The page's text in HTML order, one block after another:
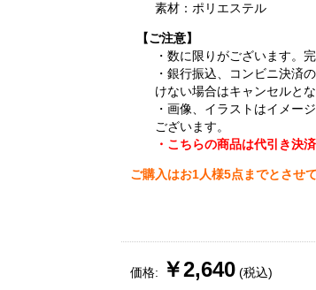
素材：ポリエステル
【ご注意】
・数に限りがございます。
・銀行振込、コンビニ決済
けない場合はキャンセルとな
・画像、イラストはイメー
ございます。
・こちらの商品は代引き決
ご購入はお1人様5点までとさせ
価格: ￥2,640 (税込)